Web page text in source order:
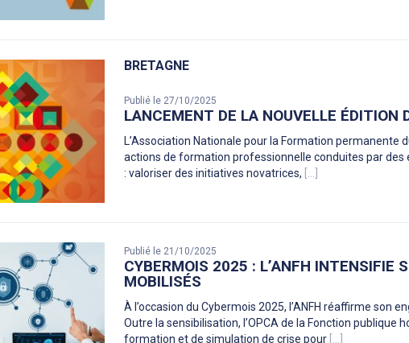
BRETAGNE
Publié le 27/10/2025
LANCEMENT DE LA NOUVELLE ÉDITION
L’Association Nationale pour la Formation permanente
actions de formation professionnelle conduites par
: valoriser des initiatives novatrices, [...]
Publié le 21/10/2025
CYBERMOIS 2025 : L’ANFH INTENSIFIE
MOBILISÉS
À l’occasion du Cybermois 2025, l’ANFH réaffirme
Outre la sensibilisation, l’OPCA de la Fonction
formation et de simulation de crise pour [...]